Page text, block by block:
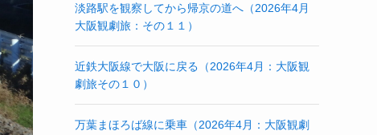
淡路駅を観察してから帰京の道へ（2026年4月
大阪観劇旅：その１１）
近鉄大阪線で大阪に戻る（2026年4月：大阪観
劇旅その１０）
万葉まほろば線に乗車（2026年4月：大阪観劇